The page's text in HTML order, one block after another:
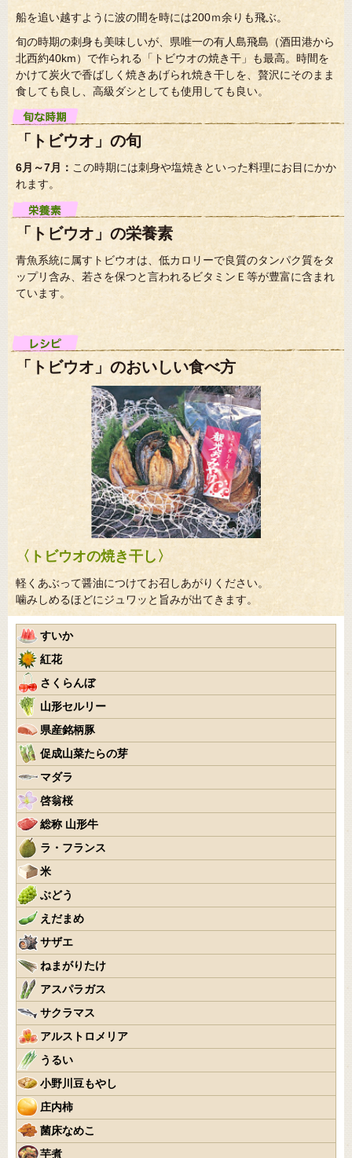
船を追い越すように波の間を時には200ｍ余りも飛ぶ。
旬の時期の刺身も美味しいが、県唯一の有人島飛島（酒田港から
北西約40km）で作られる「トビウオの焼き干」も最高。時間を
かけて炭火で香ばしく焼きあげられ焼き干しを、贅沢にそのまま
食しても良し、高級ダシとしても使用しても良い。
「トビウオ」の旬
6月～7月： この時期には刺身や塩焼きといった料理にお目にかか
れます。
「トビウオ」の栄養素
青魚系統に属すトビウオは、低カロリーで良質のタンパク質をタ
ップリ含み、若さを保つと言われるビタミンＥ等が豊富に含まれ
ています。
「トビウオ」のおいしい食べ方
〈トビウオの焼き干し〉
軽くあぶって醤油につけてお召しあがりください。
噛みしめるほどにジュワッと旨みが出てきます。
すいか
紅花
さくらんぼ
山形セルリー
県産銘柄豚
促成山菜たらの芽
マダラ
啓翁桜
総称 山形牛
ラ・フランス
米
ぶどう
えだまめ
サザエ
ねまがりたけ
アスパラガス
サクラマス
アルストロメリア
うるい
小野川豆もやし
庄内柿
菌床なめこ
芋煮